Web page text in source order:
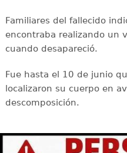
Familiares del fallecido
encontraba realizando un
cuando desapareció.
Fue hasta el 10 de junio
localizaron su cuerpo en
descomposición.